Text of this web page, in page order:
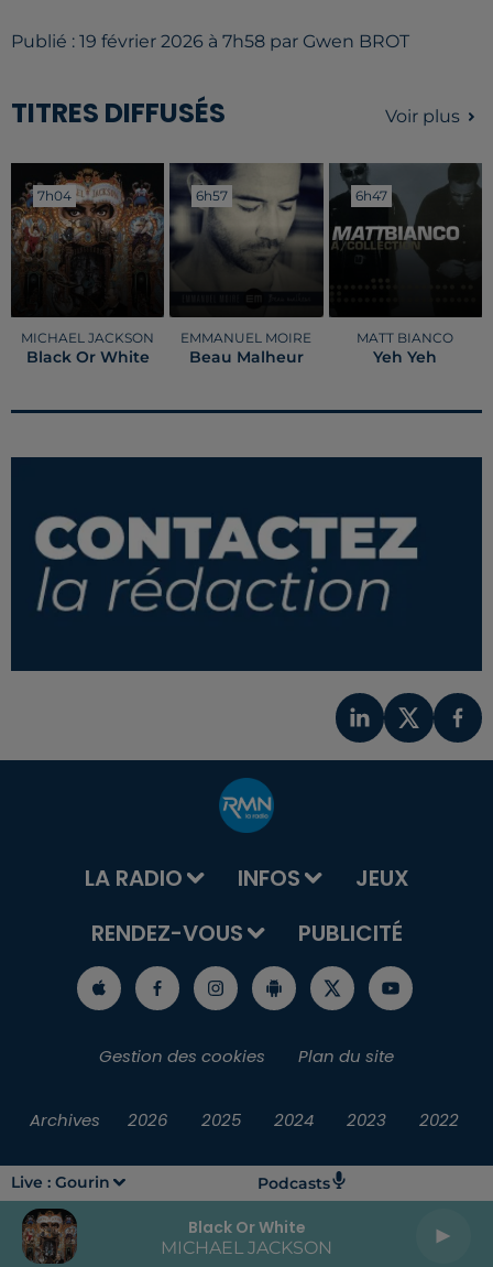
Live : Gourin Podcasts
Black Or White
MICHAEL JACKSON
Publié : 19 février 2026 à 7h58 par Gwen BROT
TITRES DIFFUSÉS Voir plus
7h04
7h04
MICHAEL JACKSON
Black Or White
6h57
6h57
EMMANUEL MOIRE
Beau Malheur
6h47
6h47
MATT BIANCO
Yeh Yeh
LA RADIO INFOS
JEUX
RENDEZ-VOUS
PUBLICITÉ
Gestion des cookies Plan du site
Archives 2026 2025 2024 2023 2022